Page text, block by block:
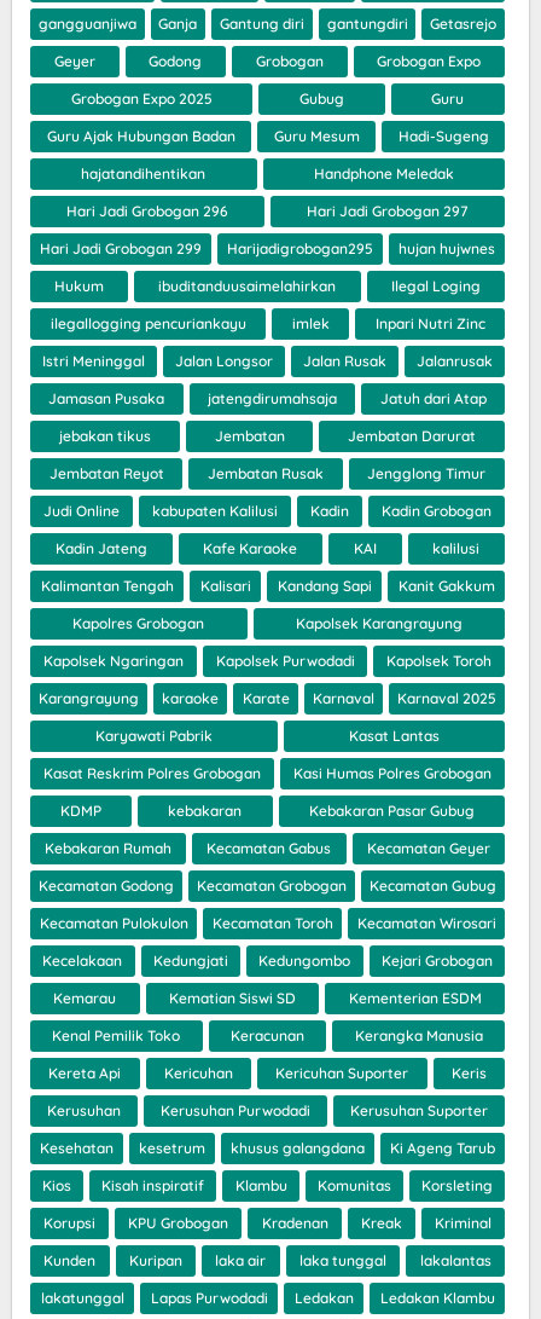
gangguanjiwa Ganja Gantung diri gantungdiri Getasrejo
Geyer Godong Grobogan Grobogan Expo
Grobogan Expo 2025 Gubug Guru
Guru Ajak Hubungan Badan Guru Mesum Hadi-Sugeng
hajatandihentikan Handphone Meledak
Hari Jadi Grobogan 296 Hari Jadi Grobogan 297
Hari Jadi Grobogan 299 Harijadigrobogan295 hujan hujwnes
Hukum ibuditanduusaimelahirkan Ilegal Loging
ilegallogging pencuriankayu imlek Inpari Nutri Zinc
Istri Meninggal Jalan Longsor Jalan Rusak Jalanrusak
Jamasan Pusaka jatengdirumahsaja Jatuh dari Atap
jebakan tikus Jembatan Jembatan Darurat
Jembatan Reyot Jembatan Rusak Jengglong Timur
Judi Online kabupaten Kalilusi Kadin Kadin Grobogan
Kadin Jateng Kafe Karaoke KAI kalilusi
Kalimantan Tengah Kalisari Kandang Sapi Kanit Gakkum
Kapolres Grobogan Kapolsek Karangrayung
Kapolsek Ngaringan Kapolsek Purwodadi Kapolsek Toroh
Karangrayung karaoke Karate Karnaval Karnaval 2025
Karyawati Pabrik Kasat Lantas
Kasat Reskrim Polres Grobogan Kasi Humas Polres Grobogan
KDMP kebakaran Kebakaran Pasar Gubug
Kebakaran Rumah Kecamatan Gabus Kecamatan Geyer
Kecamatan Godong Kecamatan Grobogan Kecamatan Gubug
Kecamatan Pulokulon Kecamatan Toroh Kecamatan Wirosari
Kecelakaan Kedungjati Kedungombo Kejari Grobogan
Kemarau Kematian Siswi SD Kementerian ESDM
Kenal Pemilik Toko Keracunan Kerangka Manusia
Kereta Api Kericuhan Kericuhan Suporter Keris
Kerusuhan Kerusuhan Purwodadi Kerusuhan Suporter
Kesehatan kesetrum khusus galangdana Ki Ageng Tarub
Kios Kisah inspiratif Klambu Komunitas Korsleting
Korupsi KPU Grobogan Kradenan Kreak Kriminal
Kunden Kuripan laka air laka tunggal lakalantas
lakatunggal Lapas Purwodadi Ledakan Ledakan Klambu